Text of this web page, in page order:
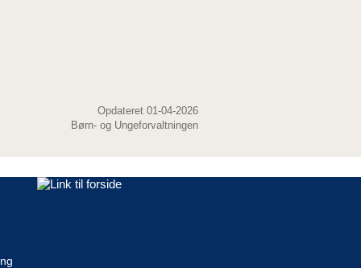
Opdateret 01-04-2026
Børn- og Ungeforvaltningen